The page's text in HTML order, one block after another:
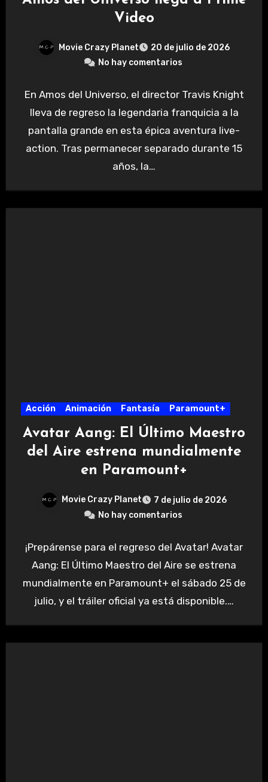
Video
Movie Crazy Planet
20 de julio de 2026
No hay comentarios
En Amos del Universo, el director Travis Knight
lleva de regreso la legendaria franquicia a la
pantalla grande en esta épica aventura live-
action. Tras permanecer separado durante 15
años, la…
Acción Animación Fantasía Paramount+
Avatar Aang: El Último Maestro
del Aire estrena mundialmente
en Paramount+
Movie Crazy Planet
7 de julio de 2026
No hay comentarios
¡Prepárense para el regreso del Avatar! Avatar
Aang: El Último Maestro del Aire se estrena
mundialmente en Paramount+ el sábado 25 de
julio, y el tráiler oficial ya está disponible.…